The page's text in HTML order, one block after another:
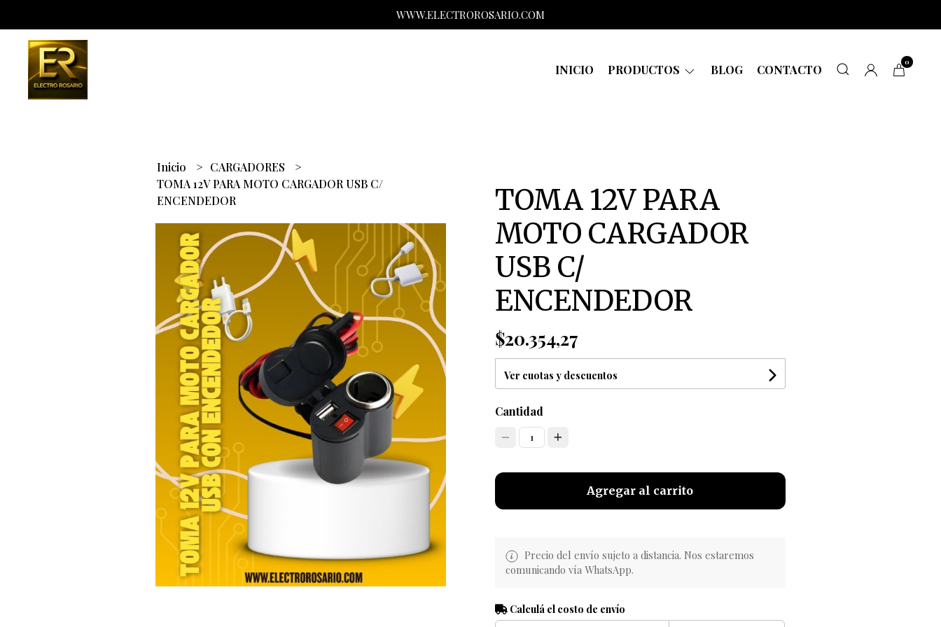
WWW.ELECTROROSARIO.COM
INICIO PRODUCTOS BLOG CONTACTO
0
Inicio
CARGADORES
TOMA 12V PARA MOTO CARGADOR USB C/
ENCENDEDOR
TOMA 12V PARA
MOTO CARGADOR
USB C/
ENCENDEDOR
$20.354,27
Ver cuotas y descuentos
Cantidad
1
Agregar al carrito
Precio del envío sujeto a distancia. Nos estaremos
comunicando vía WhatsApp.
Calculá el costo de envío